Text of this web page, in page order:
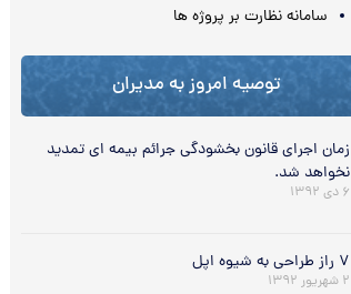
سامانه نظارت بر پروژه ها
توصیه امروز به مدیران
زمان اجرای قانون بخشودگی جرائم بیمه ای تمدید
نخواهد شد.
۶ دی ۱۳۹۲
۷ راز طراحی به شیوه اپل
۲ شهریور ۱۳۹۲